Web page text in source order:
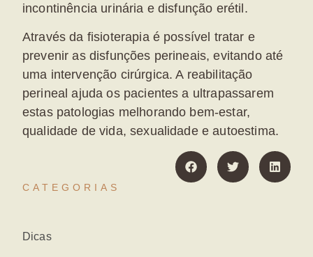
incontinência urinária e disfunção erétil.
Através da fisioterapia é possível tratar e
prevenir as disfunções perineais, evitando até
uma intervenção cirúrgica. A reabilitação
perineal ajuda os pacientes a ultrapassarem
estas patologias melhorando bem-estar,
qualidade de vida, sexualidade e autoestima.
CATEGORIAS
Dicas